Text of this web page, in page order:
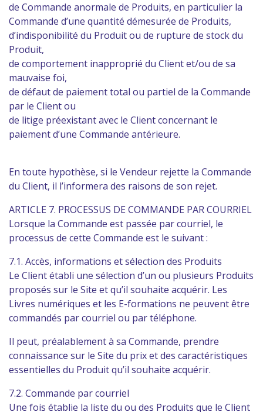
de Commande anormale de Produits, en particulier la
Commande d’une quantité démesurée de Produits,
d’indisponibilité du Produit ou de rupture de stock du
Produit,
de comportement inapproprié du Client et/ou de sa
mauvaise foi,
de défaut de paiement total ou partiel de la Commande
par le Client ou
de litige préexistant avec le Client concernant le
paiement d’une Commande antérieure.
En toute hypothèse, si le Vendeur rejette la Commande
du Client, il l’informera des raisons de son rejet.
ARTICLE 7. PROCESSUS DE COMMANDE PAR COURRIEL
Lorsque la Commande est passée par courriel, le
processus de cette Commande est le suivant :
7.1. Accès, informations et sélection des Produits
Le Client établi une sélection d’un ou plusieurs Produits
proposés sur le Site et qu’il souhaite acquérir. Les
Livres numériques et les E-formations ne peuvent être
commandés par courriel ou par téléphone.
Il peut, préalablement à sa Commande, prendre
connaissance sur le Site du prix et des caractéristiques
essentielles du Produit qu’il souhaite acquérir.
7.2. Commande par courriel
Une fois établie la liste du ou des Produits que le Client